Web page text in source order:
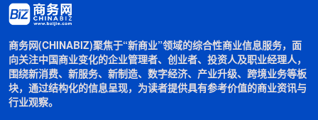
商务网(CHINABIZ)聚焦于“新商业”领域的综合性商业信息服务，面
向关注中国商业变化的企业管理者、创业者、投资人及职业经理人，
围绕新消费、新服务、新制造、数字经济、产业升级、跨境业务等板
块，通过结构化的信息呈现，为读者提供具有参考价值的商业资讯与
行业观察。